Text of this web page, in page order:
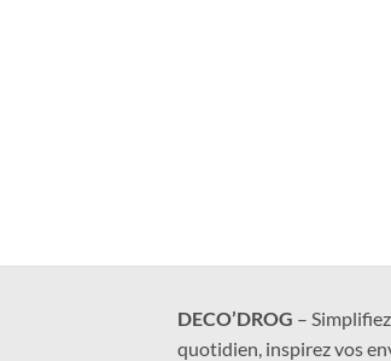
DECO’DROG –
quotidien, inspirez vos